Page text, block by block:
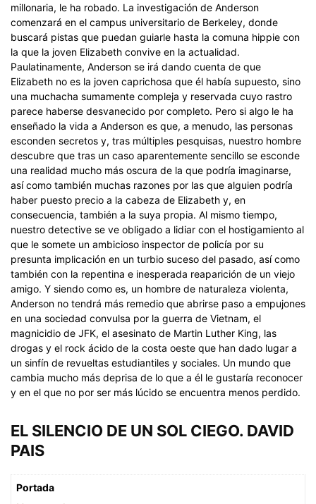
millonaria, le ha robado. La investigación de Anderson
comenzará en el campus universitario de Berkeley, donde
buscará pistas que puedan guiarle hasta la comuna hippie con
la que la joven Elizabeth convive en la actualidad.
Paulatinamente, Anderson se irá dando cuenta de que
Elizabeth no es la joven caprichosa que él había supuesto, sino
una muchacha sumamente compleja y reservada cuyo rastro
parece haberse desvanecido por completo. Pero si algo le ha
enseñado la vida a Anderson es que, a menudo, las personas
esconden secretos y, tras múltiples pesquisas, nuestro hombre
descubre que tras un caso aparentemente sencillo se esconde
una realidad mucho más oscura de la que podría imaginarse,
así como también muchas razones por las que alguien podría
haber puesto precio a la cabeza de Elizabeth y, en
consecuencia, también a la suya propia. Al mismo tiempo,
nuestro detective se ve obligado a lidiar con el hostigamiento al
que le somete un ambicioso inspector de policía por su
presunta implicación en un turbio suceso del pasado, así como
también con la repentina e inesperada reaparición de un viejo
amigo. Y siendo como es, un hombre de naturaleza violenta,
Anderson no tendrá más remedio que abrirse paso a empujones
en una sociedad convulsa por la guerra de Vietnam, el
magnicidio de JFK, el asesinato de Martin Luther King, las
drogas y el rock ácido de la costa oeste que han dado lugar a
un sinfín de revueltas estudiantiles y sociales. Un mundo que
cambia mucho más deprisa de lo que a él le gustaría reconocer
y en el que no por ser más lúcido se encuentra menos perdido.
EL SILENCIO DE UN SOL CIEGO. DAVID
PAIS
Portada